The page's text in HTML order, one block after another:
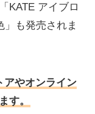
KATE アイブロ
」も発売されま
アやオンライン
す。